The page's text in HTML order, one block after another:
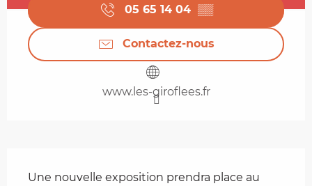
05 65 14 04 ▒▒
Contactez-nous
www.les-giroflees.fr
Une nouvelle exposition prendra place au